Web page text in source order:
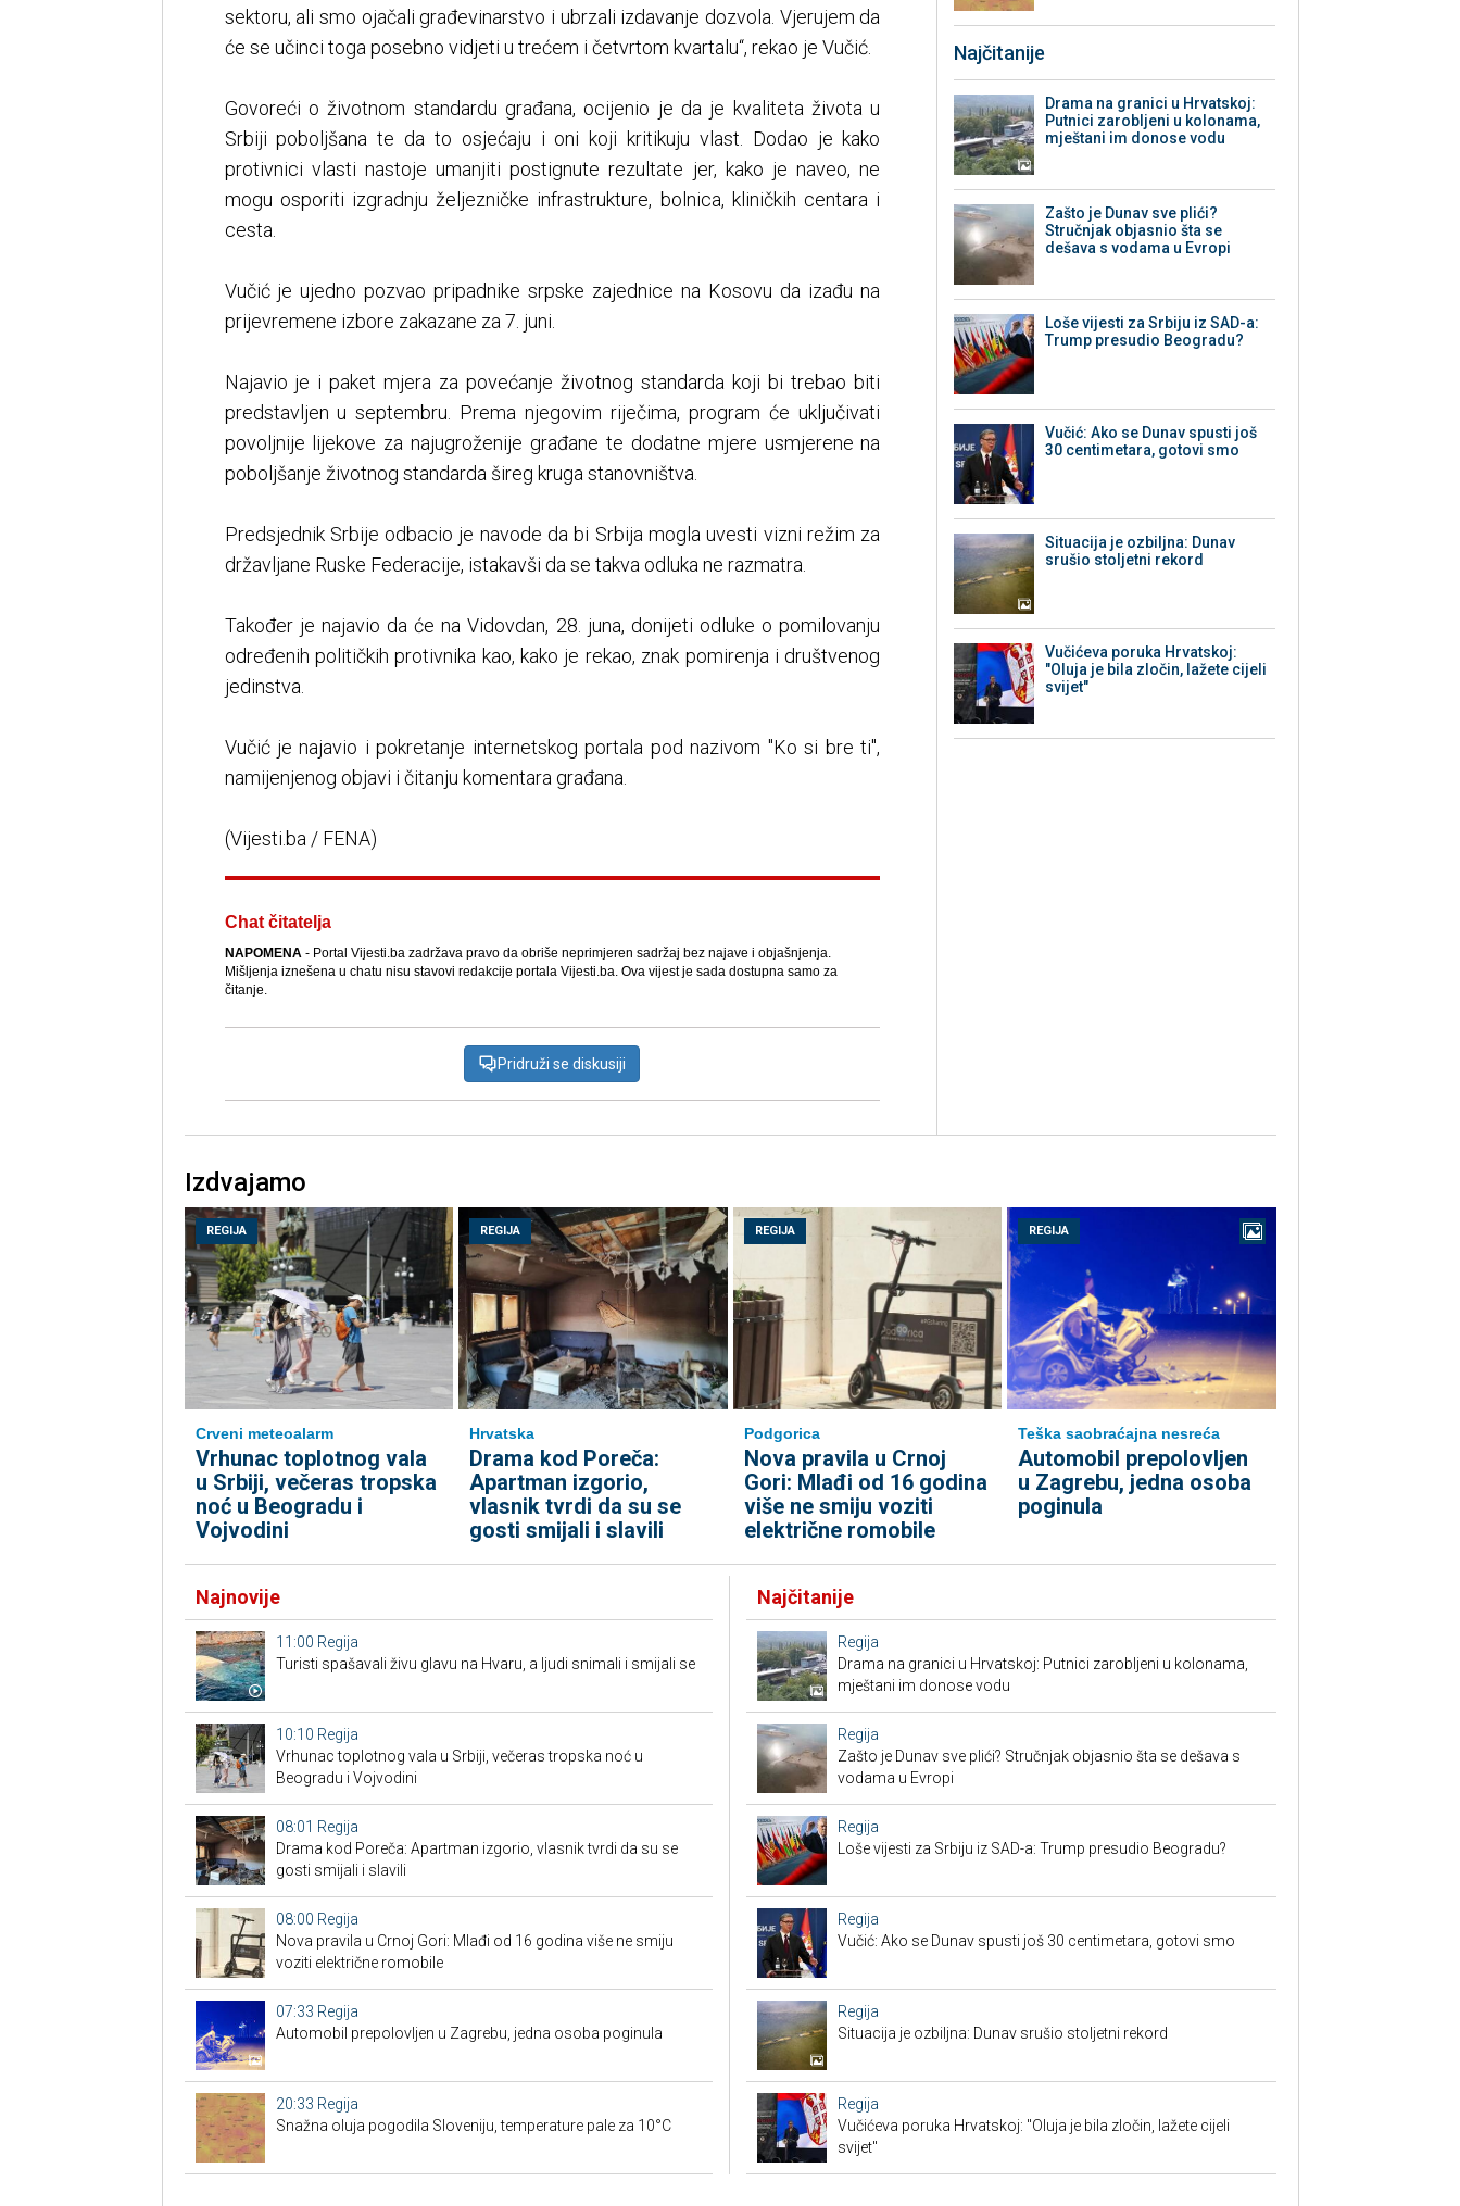
sektoru, ali smo ojačali građevinarstvo i ubrzali izdavanje dozvola. Vjerujem da
će se učinci toga posebno vidjeti u trećem i četvrtom kvartalu“, rekao je Vučić.
Govoreći o životnom standardu građana, ocijenio je da je kvaliteta života u
Srbiji poboljšana te da to osjećaju i oni koji kritikuju vlast. Dodao je kako
protivnici vlasti nastoje umanjiti postignute rezultate jer, kako je naveo, ne
mogu osporiti izgradnju željezničke infrastrukture, bolnica, kliničkih centara i
cesta.
Vučić je ujedno pozvao pripadnike srpske zajednice na Kosovu da izađu na
prijevremene izbore zakazane za 7. juni.
Najavio je i paket mjera za povećanje životnog standarda koji bi trebao biti
predstavljen u septembru. Prema njegovim riječima, program će uključivati
povoljnije lijekove za najugroženije građane te dodatne mjere usmjerene na
poboljšanje životnog standarda šireg kruga stanovništva.
Predsjednik Srbije odbacio je navode da bi Srbija mogla uvesti vizni režim za
državljane Ruske Federacije, istakavši da se takva odluka ne razmatra.
Također je najavio da će na Vidovdan, 28. juna, donijeti odluke o pomilovanju
određenih političkih protivnika kao, kako je rekao, znak pomirenja i društvenog
jedinstva.
Vučić je najavio i pokretanje internetskog portala pod nazivom "Ko si bre ti",
namijenjenog objavi i čitanju komentara građana.
(Vijesti.ba / FENA)
Chat čitatelja
NAPOMENA- Portal Vijesti.ba zadržava pravo da obriše neprimjeren sadržaj bez najave i objašnjenja.
Mišljenja iznešena u chatu nisu stavovi redakcije portala Vijesti.ba. Ova vijest je sada dostupna samo za
čitanje.
Pridruži se diskusiji
Najčitanije
Drama na granici u Hrvatskoj:
Putnici zarobljeni u kolonama,
mještani im donose vodu
Zašto je Dunav sve plići?
Stručnjak objasnio šta se
dešava s vodama u Evropi
Loše vijesti za Srbiju iz SAD-a:
Trump presudio Beogradu?
Vučić: Ako se Dunav spusti još
30 centimetara, gotovi smo
Situacija je ozbiljna: Dunav
srušio stoljetni rekord
Vučićeva poruka Hrvatskoj:
"Oluja je bila zločin, lažete cijeli
svijet"
Izdvajamo
REGIJA
Crveni meteoalarm
Vrhunac toplotnog vala
u Srbiji, večeras tropska
noć u Beogradu i
Vojvodini
REGIJA
Hrvatska
Drama kod Poreča:
Apartman izgorio,
vlasnik tvrdi da su se
gosti smijali i slavili
REGIJA
Podgorica
Nova pravila u Crnoj
Gori: Mlađi od 16 godina
više ne smiju voziti
električne romobile
REGIJA
Teška saobraćajna nesreća
Automobil prepolovljen
u Zagrebu, jedna osoba
poginula
Najnovije
11:00 Regija
Turisti spašavali živu glavu na Hvaru, a ljudi snimali i smijali se
10:10 Regija
Vrhunac toplotnog vala u Srbiji, večeras tropska noć u
Beogradu i Vojvodini
08:01 Regija
Drama kod Poreča: Apartman izgorio, vlasnik tvrdi da su se
gosti smijali i slavili
08:00 Regija
Nova pravila u Crnoj Gori: Mlađi od 16 godina više ne smiju
voziti električne romobile
07:33 Regija
Automobil prepolovljen u Zagrebu, jedna osoba poginula
20:33 Regija
Snažna oluja pogodila Sloveniju, temperature pale za 10°C
Najčitanije
Regija
Drama na granici u Hrvatskoj: Putnici zarobljeni u kolonama,
mještani im donose vodu
Regija
Zašto je Dunav sve plići? Stručnjak objasnio šta se dešava s
vodama u Evropi
Regija
Loše vijesti za Srbiju iz SAD-a: Trump presudio Beogradu?
Regija
Vučić: Ako se Dunav spusti još 30 centimetara, gotovi smo
Regija
Situacija je ozbiljna: Dunav srušio stoljetni rekord
Regija
Vučićeva poruka Hrvatskoj: "Oluja je bila zločin, lažete cijeli
svijet"